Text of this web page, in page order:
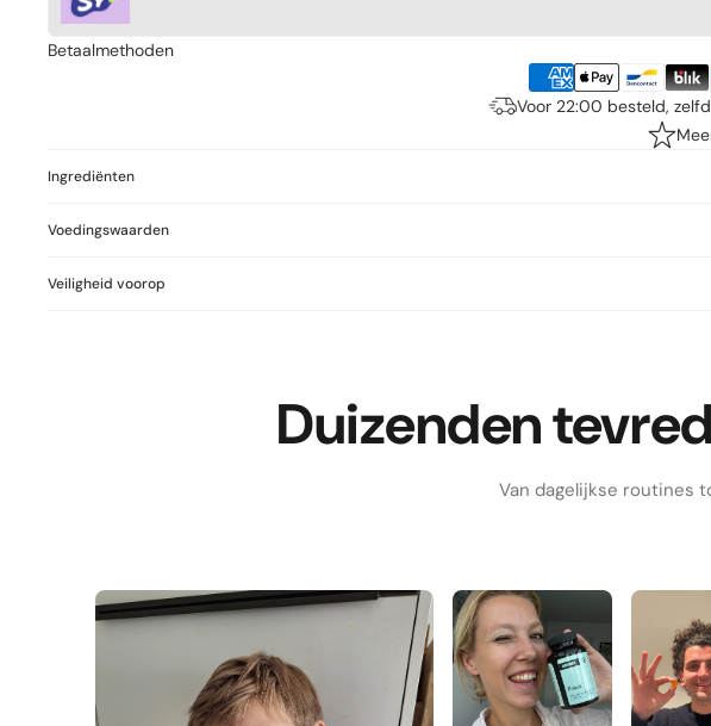
Betaalmethoden
Voor 22:00 besteld,
Ingrediënten
Voedingswaarden
Veiligheid voorop
Duizenden
Van dagelijkse routines